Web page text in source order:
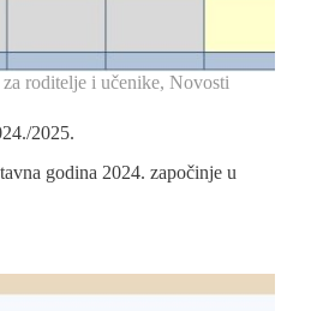
roditelje i učenike, Novosti
2025.
godina 2024. započinje u